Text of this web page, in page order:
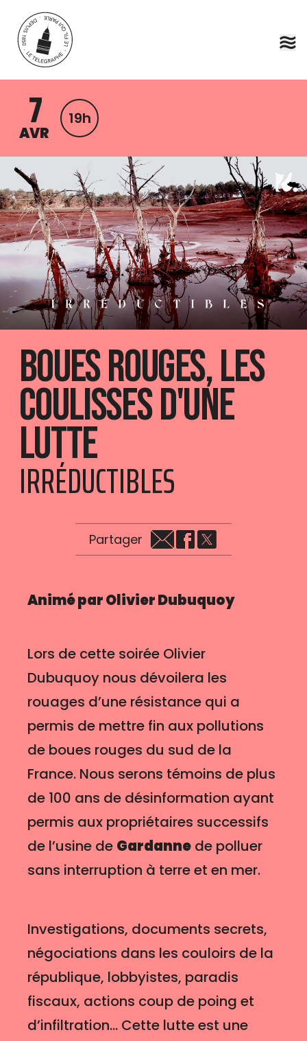
Aller au contenu principal
7
AVR
19h
Boues rouges, les
coulisses d'une
lutte
IRRÉDUCTIBLES
Partager
Animé par Olivier Dubuquoy
Lors de cette soirée Olivier
Dubuquoy nous dévoilera les
rouages d’une résistance qui a
permis de mettre fin aux pollutions
de boues rouges du sud de la
France. Nous serons témoins de plus
de 100 ans de désinformation ayant
permis aux propriétaires successifs
de l’usine de Gardanne de polluer
sans interruption à terre et en mer.
Investigations, documents secrets,
négociations dans les couloirs de la
république, lobbyistes, paradis
fiscaux, actions coup de poing et
d’infiltration… Cette lutte est une